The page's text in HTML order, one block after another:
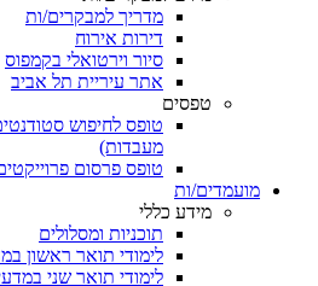
מדריך למבקרים/ות
דירות אירוח
סיור וירטואלי בקמפוס
אתר עיריית תל אביב
טפסים
טופס לחיפוש
מעבדות)
טופס פרסום
מועמדים/ות
מידע כללי
תוכניות ומסלולים
לימודי תואר ראשון
לימודי תואר שני